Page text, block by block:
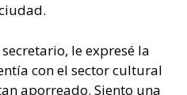
le expresé la
con el sector cultural
aporreado. Siento una